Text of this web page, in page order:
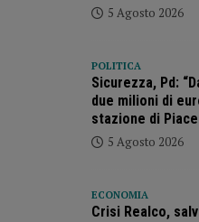
5 Agosto 2026
POLITICA
Sicurezza, Pd:
due milioni di
stazione di
5 Agosto 2026
ECONOMIA
Crisi Realco,